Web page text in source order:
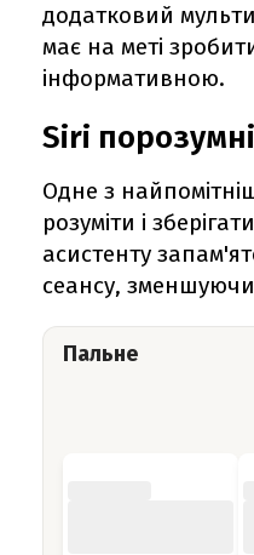
додатковий
має на меті
інформативною.
Siri
Одне з
розуміти і
асистенту
сеансу,
Пальне